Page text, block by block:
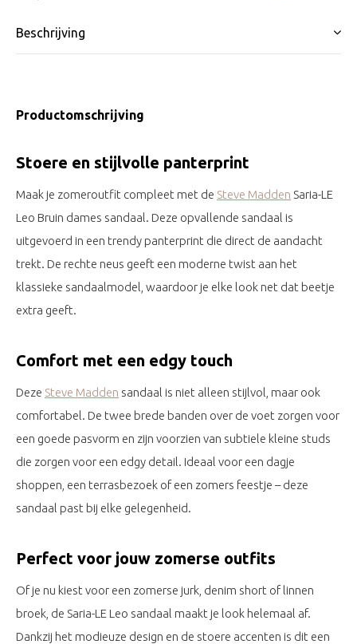
Beschrijving
Productomschrijving
Stoere en stijlvolle panterprint
Maak je zomeroutfit compleet met de Steve Madden Saria-LE
Leo Bruin dames sandaal. Deze opvallende sandaal is
uitgevoerd in een trendy panterprint die direct de aandacht
trekt. De rechte neus geeft een moderne twist aan het
klassieke sandaalmodel, waardoor je elke look net dat beetje
extra geeft.
Comfort met een edgy touch
Deze Steve Madden sandaal is niet alleen stijlvol, maar ook
comfortabel. De twee brede banden over de voet zorgen voor
een goede pasvorm en zijn voorzien van subtiele kleine studs
die zorgen voor een edgy detail. Ideaal voor een dagje
shoppen, een terrasbezoek of een zomers feestje – deze
sandaal past bij elke gelegenheid.
Perfect voor jouw zomerse outfits
Of je nu kiest voor een zomerse jurk, denim short of linnen
broek, de Saria-LE Leo sandaal maakt je look helemaal af.
Dankzij het modieuze design en de stoere accenten is dit een